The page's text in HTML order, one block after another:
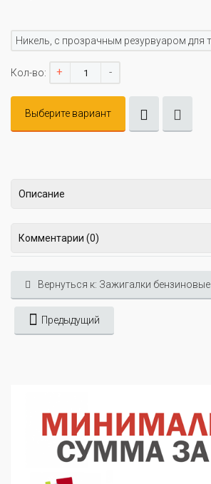
Кол-во: + -
Выберите вариант
Описание
Комментарии (0)
Вернуться к: Зажигалки бензиновые
Предыдущий